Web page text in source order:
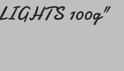
100g"